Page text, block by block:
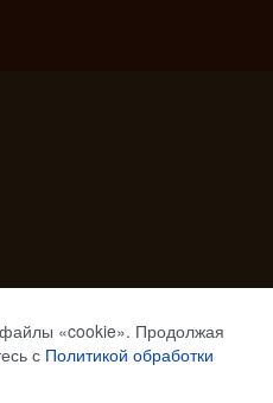
«cookie». Продолжая
с Политикой обработки